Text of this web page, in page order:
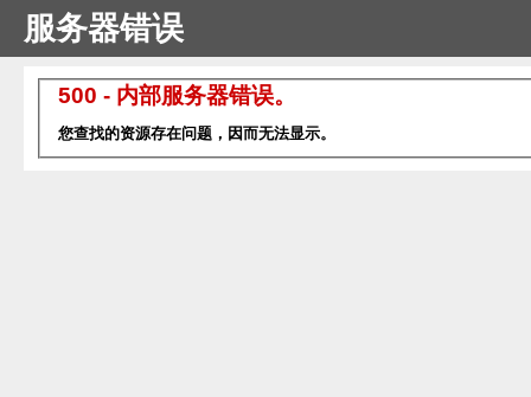
服务器错误
500 - 内部服务器错误。
您查找的资源存在问题，因而无法显示。